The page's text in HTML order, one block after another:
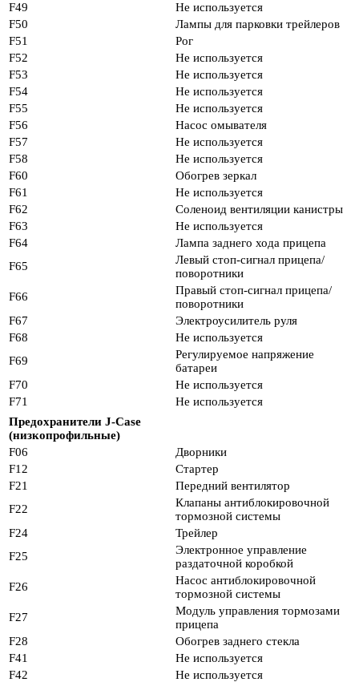
F49
Не используется
F50
Лампы для парковки трейлеров
F51
Рог
F52
Не используется
F53
Не используется
F54
Не используется
F55
Не используется
F56
Насос омывателя
F57
Не используется
F58
Не используется
F60
Обогрев зеркал
F61
Не используется
F62
Соленоид вентиляции канистры
F63
Не используется
F64
Лампа заднего хода прицепа
F65
Левый стоп-сигнал прицепа/
поворотники
F66
Правый стоп-сигнал прицепа/
поворотники
F67
Электроусилитель руля
F68
Не используется
F69
Регулируемое напряжение
батареи
F70
Не используется
F71
Не используется
Предохранители J-Case
(низкопрофильные)
F06
Дворники
F12
Стартер
F21
Передний вентилятор
F22
Клапаны антиблокировочной
тормозной системы
F24
Трейлер
F25
Электронное управление
раздаточной коробкой
F26
Насос антиблокировочной
тормозной системы
F27
Модуль управления тормозами
прицепа
F28
Обогрев заднего стекла
F41
Не используется
F42
Не используется